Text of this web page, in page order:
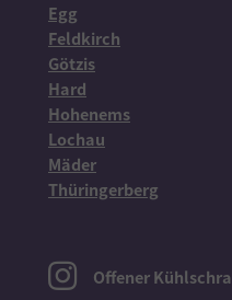
Egg
Feldkirch
Götzis
Hard
Hohenems
Lochau
Mäder
Thüringerberg
Offener